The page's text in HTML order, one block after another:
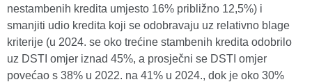
nestambenih kredita umjesto 16% približno 12,5%) i
smanjiti udio kredita koji se odobravaju uz relativno blage
kriterije (u 2024. se oko trećine stambenih kredita odobrilo
uz DSTI omjer iznad 45%, a prosječni se DSTI omjer
povećao s 38% u 2022. na 41% u 2024., dok je oko 30%